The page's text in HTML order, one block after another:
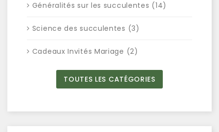
Généralités sur les succulentes (14)
Science des succulentes (3)
Cadeaux Invités Mariage (2)
TOUTES LES CATÉGORIES